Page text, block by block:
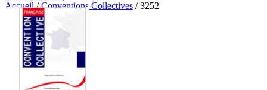
Accueil / Conventions Collectives / 3252